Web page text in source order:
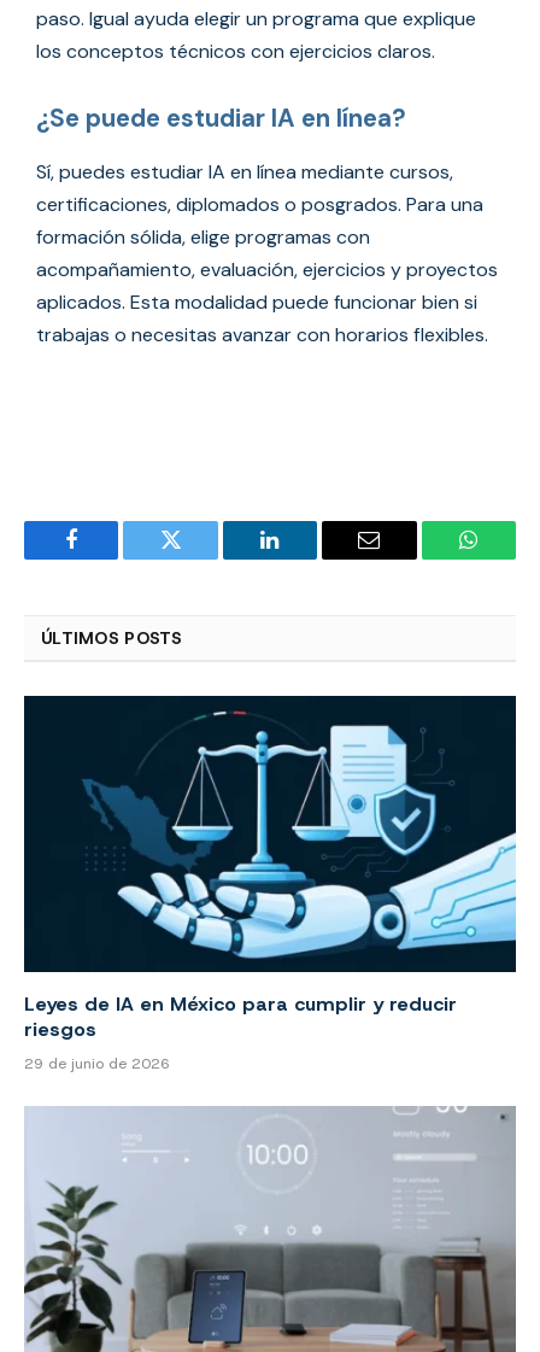
paso. Igual ayuda elegir un programa que explique
los conceptos técnicos con ejercicios claros.
¿Se puede estudiar IA en línea?
Sí, puedes estudiar IA en línea mediante cursos,
certificaciones, diplomados o posgrados. Para una
formación sólida, elige programas con
acompañamiento, evaluación, ejercicios y proyectos
aplicados. Esta modalidad puede funcionar bien si
trabajas o necesitas avanzar con horarios flexibles.
Facebook Twitter LinkedIn Email
ÚLTIMOS POSTS
Leyes de IA en México para cumplir y reducir
riesgos
29 de junio de 2026